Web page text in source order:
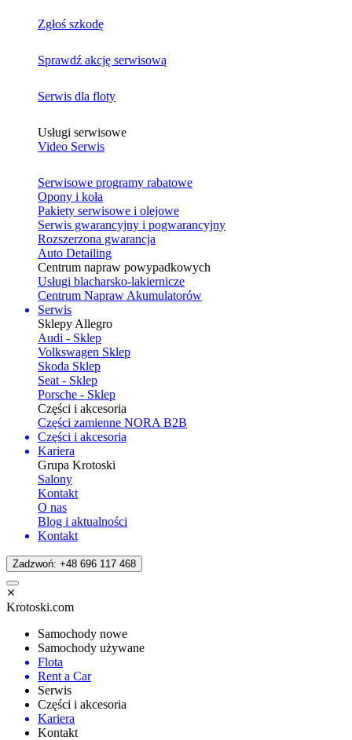
Zgłoś szkodę
Sprawdź akcję serwisową
Serwis dla floty
Usługi serwisowe
Video Serwis
Serwisowe programy rabatowe
Opony i koła
Pakiety serwisowe i olejowe
Serwis gwarancyjny i pogwarancyjny
Rozszerzona gwarancja
Auto Detailing
Centrum napraw powypadkowych
Usługi blacharsko-lakiernicze
Centrum Napraw Akumulatorów
Serwis
Sklepy Allegro
Audi - Sklep
Volkswagen Sklep
Skoda Sklep
Seat - Sklep
Porsche - Sklep
Części i akcesoria
Części zamienne NORA B2B
Części i akcesoria
Kariera
Grupa Krotoski
Salony
Kontakt
O nas
Blog i aktualności
Kontakt
Zadzwoń: +48 696 117 468
Krotoski.com
Samochody nowe
Samochody używane
Flota
Rent a Car
Serwis
Części i akcesoria
Kariera
Kontakt